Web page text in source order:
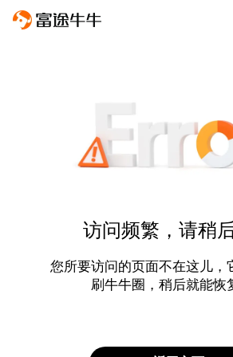
访问频繁，请稍
您所要访问的页面不在这儿，
刷牛牛圈，稍后就能恢